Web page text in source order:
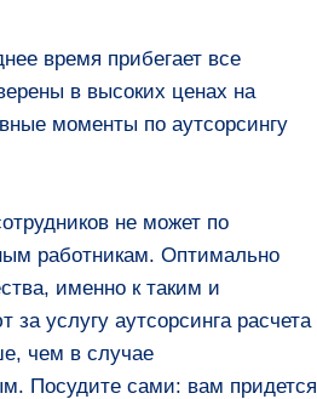
время прибегает все
в высоких ценах на
моменты по аутсорсингу
не может по
работникам. Оптимально
именно к таким и
услугу аутсорсинга расчета
чем в случае
Посудите сами: вам придется